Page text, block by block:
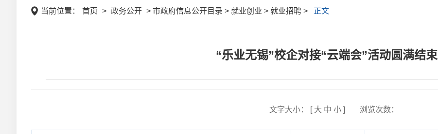
当前位置： 首页 > 政务公开 > 市政府信息公开目录 > 就业创业 > 就业招聘 > 正文
“乐业无锡”校企对接“云端会”活动圆满结束
文字大小： [ 大 中 小] 浏览次数：